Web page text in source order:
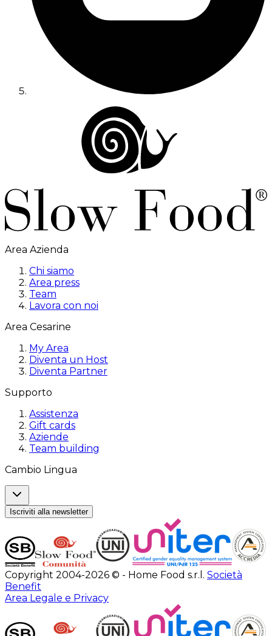
Area Azienda
Chi siamo
Area press
Team
Lavora con noi
Area Cesarine
My Area
Diventa un Host
Diventa Partner
Supporto
Assistenza
Gift cards
Aziende
Team building
Cambio Lingua
Iscriviti alla newsletter
Copyright 2004-2026 © - Home Food s.r.l. Società
Benefit
Area Legale e Privacy